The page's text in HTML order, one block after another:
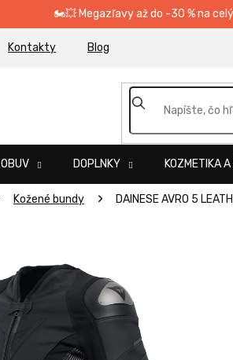
🏍️💥 Megazľavy až do -30 % na
Kontakty Blog
OBUV DOPLNKY KOZMETIKA
Kožené bundy DAINESE AVRO 5